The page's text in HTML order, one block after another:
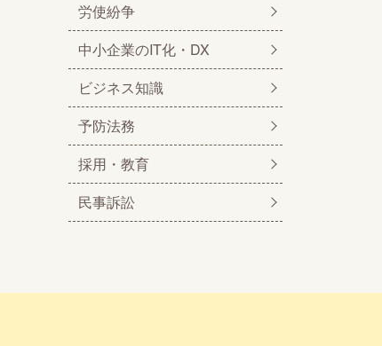
労使紛争
中小企業のIT化・DX
ビジネス知識
予防法務
採用・教育
民事訴訟